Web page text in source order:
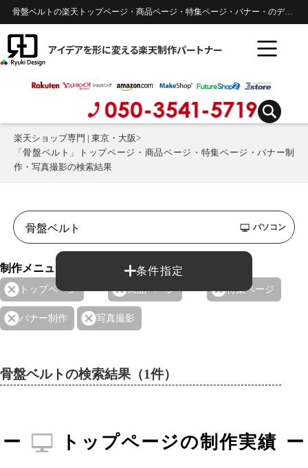
骨盤ベルトの楽天トップページ・商品ページ・特集ページ・バナー・のデザイン制作実績 |
アイデアを形に変える楽天制作パートナー
楽天ショップ専門 | 東京・大阪>
「骨盤ベルト」トップページ・商品ページ・特集ページ・バナー制
作・写真撮影の検索結果
条件指定
パソコン
制作メニュー：
トップページ 商品ページ 特集ページ
バナー制作 写真撮影
骨盤ベルトの検索結果（1件）
トップページの制作実績